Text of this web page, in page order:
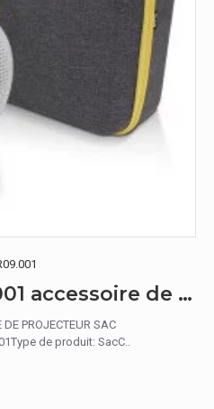
BenQ 5J.JSR09.001 accessoire de projecteur Sac
PROJECTEUR SAC
de produit: SacC..